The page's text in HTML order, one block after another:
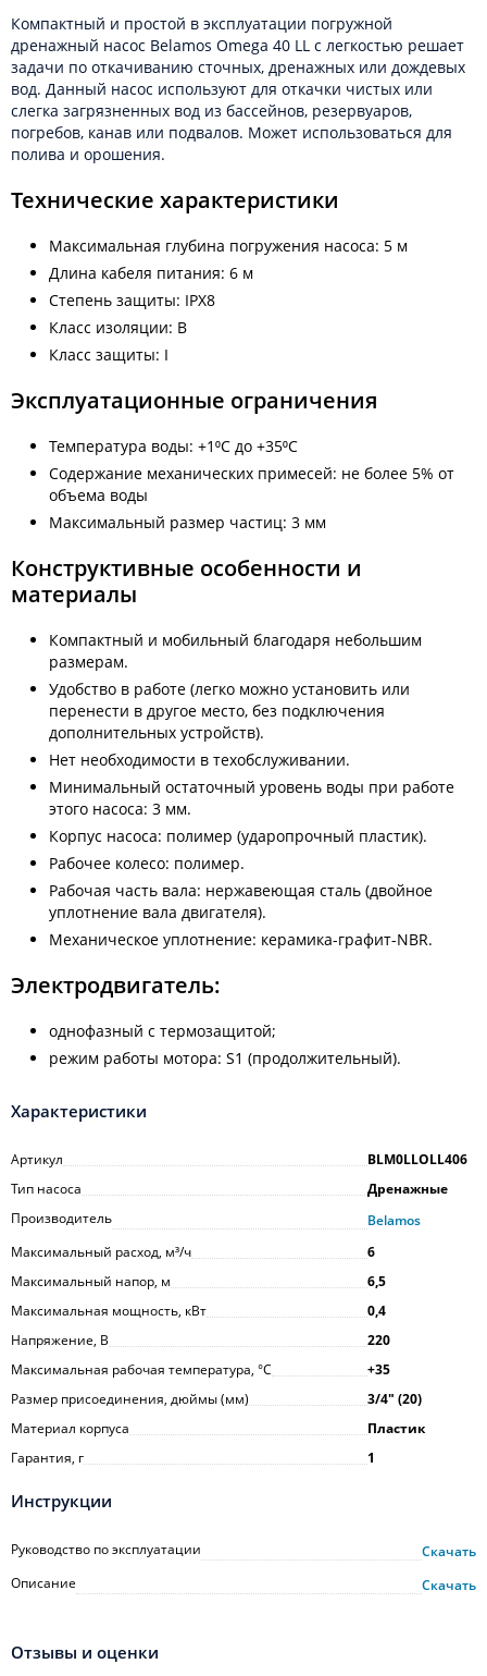
Компактный и простой в эксплуатации погружной
дренажный насос Belamos Omega 40 LL с легкостью решает
задачи по откачиванию сточных, дренажных или дождевых
вод. Данный насос используют для откачки чистых или
слегка загрязненных вод из бассейнов, резервуаров,
погребов, канав или подвалов. Может использоваться для
полива и орошения.
Технические характеристики
Максимальная глубина погружения насоса: 5 м
Длина кабеля питания: 6 м
Степень защиты: IPX8
Класс изоляции: B
Класс защиты: I
Эксплуатационные ограничения
Температура воды: +1⁰С до +35⁰С
Содержание механических примесей: не более 5% от
объема воды
Максимальный размер частиц: 3 мм
Конструктивные особенности и
материалы
Компактный и мобильный благодаря небольшим
размерам.
Удобство в работе (легко можно установить или
перенести в другое место, без подключения
дополнительных устройств).
Нет необходимости в техобслуживании.
Минимальный остаточный уровень воды при работе
этого насоса: 3 мм.
Корпус насоса: полимер (ударопрочный пластик).
Рабочее колесо: полимер.
Рабочая часть вала: нержавеющая сталь (двойное
уплотнение вала двигателя).
Механическое уплотнение: керамика-графит-NBR.
Электродвигатель:
однофазный с термозащитой;
режим работы мотора: S1 (продолжительный).
Характеристики
Артикул
BLM0LLOLL406
Тип насоса
Дренажные
Производитель
Belamos
Максимальный расход, м³/ч
6
Максимальный напор, м
6,5
Максимальная мощность, кВт
0,4
Напряжение, В
220
Максимальная рабочая температура, °С
+35
Размер присоединения, дюймы (мм)
3/4ʺ (20)
Материал корпуса
Пластик
Гарантия, г
1
Инструкции
Руководство по эксплуатации
Скачать
Описание
Скачать
Отзывы и оценки